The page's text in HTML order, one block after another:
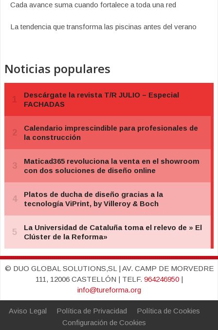
Cada avance suma cuando fortalece a toda una red
La tendencia que transforma las piscinas antes del verano
Noticias populares
© DUO GLOBAL SOLUTIONS,SL | AV. CAMP DE MORVEDRE
111, 12006 CASTELLÓN | TELF. 964246950|
info@tureforma.org
Aviso Legal Política de Privacidad
Política de Cookies
Configuración de Cookies